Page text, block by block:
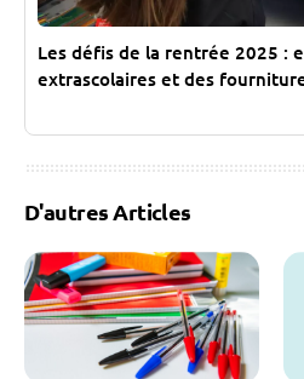
Les défis de la rentrée 2025 :
extrascolaires et des
D'autres Articles